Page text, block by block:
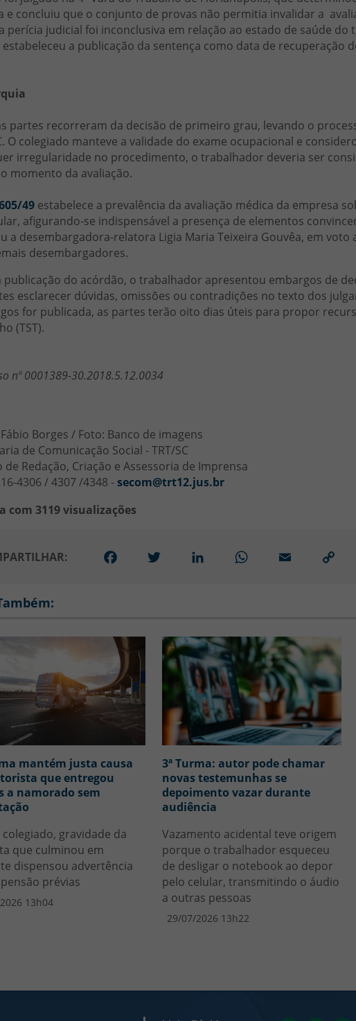
e concluiu que o conjunto de provas não permitia invalidar a
perícia judicial foi inconclusiva em relação ao estado de saúde do
estabeleceu a publicação da sentença como data de recuperação
partes recorreram da decisão de primeiro grau, levando o
O colegiado manteve a validade do exame ocupacional e
irregularidade no procedimento, o trabalhador deveria ser
momento da avaliação.
49estabelece a prevalência da avaliação médica da empresa
afigurando-se indispensável a presença de elementos
a desembargadora-relatora Ligia Maria Teixeira Gouvêa, em
desembargadores.
publicação do acórdão, o trabalhador apresentou embargos de
esclarecer dúvidas, omissões ou contradições no texto dos
for publicada, as partes terão oito dias úteis para propor
(TST).
nº 0001389-30.2018.5.12.0034
Borges / Foto: Banco de imagens
de Comunicação Social - TRT/SC
de Redação, Criação e Assessoria de Imprensa
4306 / 4307 /4348 -secom@trt12.jus.br
com 3119 visualizações
Facebook Twitter LinkedIn WhatsApp
mantém justa causa
que entregou
a namorado sem
colegiado, gravidade da
que culminou em
dispensou advertência
prévias
13h04
3ª Turma: autor pode chamar
novas testemunhas se
depoimento vazar durante
audiência
Vazamento acidental teve origem
porque o trabalhador esqueceu
de desligar o notebook ao depor
pelo celular, transmitindo o áudio
a outras pessoas
29/07/2026 13h22